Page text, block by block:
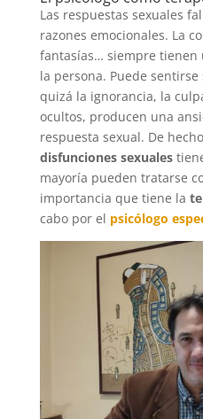
Las respuestas sexuales
razones emocionales. La
fantasías… siempre
la persona. Puede
quizá la ignorancia, la
ocultos, producen una
respuesta sexual. De
disfunciones sexuales
mayoría pueden tratarse
importancia que tiene la
cabo por el psicólogo